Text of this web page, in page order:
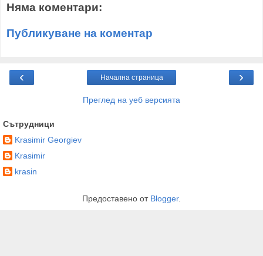
Няма коментари:
Публикуване на коментар
‹ ›
Начална страница
Преглед на уеб версията
Сътрудници
Krasimir Georgiev
Krasimir
krasin
Предоставено от Blogger.